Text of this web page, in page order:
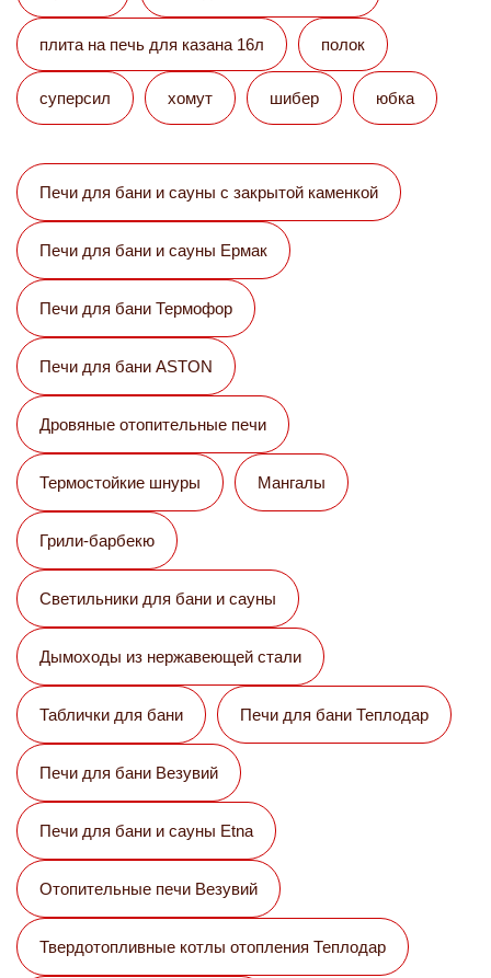
плита на печь для казана 16л полок
суперсил хомут шибер юбка
Печи для бани и сауны с закрытой каменкой
Печи для бани и сауны Eрмак
Печи для бани Термофор
Печи для бани ASTON
Дровяные отопительные печи
Термостойкие шнуры Мангалы
Грили-барбекю
Светильники для бани и сауны
Дымоходы из нержавеющей стали
Таблички для бани Печи для бани Теплодар
Печи для бани Везувий
Печи для бани и сауны Etna
Отопительные печи Везувий
Твердотопливные котлы отопления Теплодар